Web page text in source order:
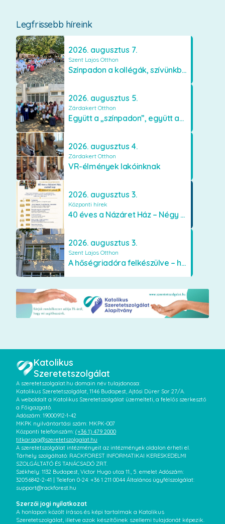
Legfrissebb híreink
2026. augusztus 7.
Szent Lajos Otthon
Színpadon a kollégák, szívünkben a lakók
2026. augusztus 5.
Zárdakert Otthon
Együtt a „színpadon”, együtt az élményekért 🎭✨
2026. augusztus 4.
Zárdakert Otthon
VR-élmények lakóinknak
2026. augusztus 3.
Központi hírek
40 éves a Názáret Ház – Négy évtized szeretetben és gondoskodásban
2026. augusztus 3.
Szent Lajos Otthon
A hőségriadóra felkészülve – hűsítő fejlesztések a Szent Lajos Otthonban
Katolikus
Szeretetszolgálat
A szeretetszolgalat.hu domain név tulajdonosa:
Katolikus Szeretetszolgálat, 1146 Budapest, Ajtósi Dürer Sor 27/A.
A weboldalt a Katolikus Szeretetszolgálat üzemelteti, a felelős szerkesztő
a Főigazgató.
Adószám: 19000912-1-42
MKPK nyilvántartási szám: MKPK-007
Központi telefonszám: (+36 1) 479 2000
titkarsag@szeretetszolgalat.hu
A szeretetszolgálat intézményeit az intézmények oldalon érheti el.
Tárhely szolgáltató: RACKFOREST INFORMATIKAI KERESKEDELMI
SZOLGÁLTATÓ ÉS TANÁCSADÓ ZRT.
Székhely: 1132 Budapest, Victor Hugo utca 11., 5. emelet Adószám:
32056842-2-41 | Telefon 0-24: +36 1 211 0044 Általános ügyfélszolgálat:
support@rackforest.hu
Szerzői jogi nyilatkozat
A honlapon közölt írásos és képi tartalmak a Katolikus
Szeretetszolgálat, illetve azok készítőinek szellemi tulajdonát képezik.